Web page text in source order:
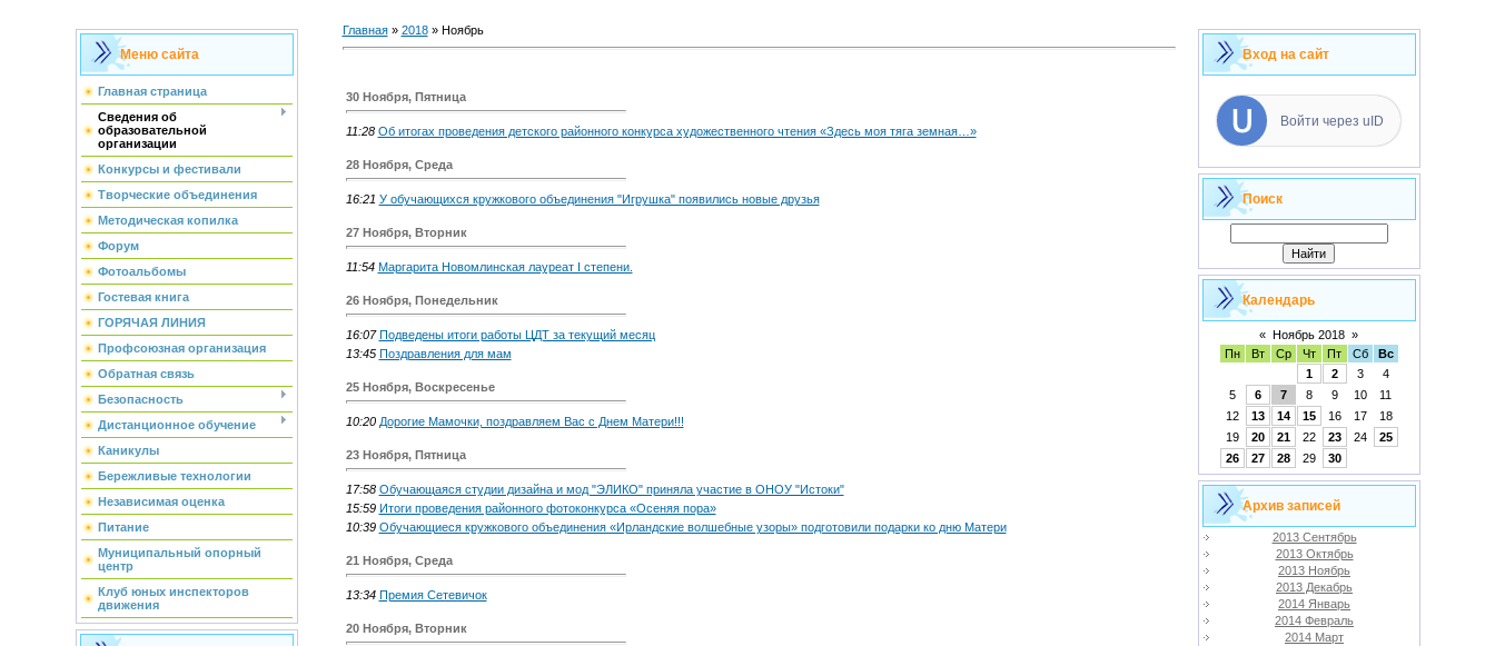
Меню сайта
Главная страница
Сведения об
образовательной
организации
Конкурсы и фестивали
Творческие объединения
Методическая копилка
Форум
Фотоальбомы
Гостевая книга
ГОРЯЧАЯ ЛИНИЯ
Профсоюзная организация
Обратная связь
Безопасность
Дистанционное обучение
Каникулы
Бережливые технологии
Независимая оценка
Питание
Муниципальный опорный
центр
Клуб юных инспекторов
движения
Главная» 2018 » Ноябрь
30 Ноября, Пятница
11:28 Об итогах проведения детского районного конкурса художественного чтения «Здесь моя тяга земная…»
28 Ноября, Среда
16:21 У обучающихся кружкового объединения "Игрушка" появились новые друзья
27 Ноября, Вторник
11:54 Маргарита Новомлинская лауреат I степени.
26 Ноября, Понедельник
16:07 Подведены итоги работы ЦДТ за текущий месяц
13:45 Поздравления для мам
25 Ноября, Воскресенье
10:20 Дорогие Мамочки, поздравляем Вас с Днем Матери!!!
23 Ноября, Пятница
17:58 Обучающаяся студии дизайна и мод "ЭЛИКО" приняла участие в ОНОУ "Истоки"
15:59 Итоги проведения районного фотоконкурса «Осеняя пора»
10:39 Обучающиеся кружкового объединения «Ирландские волшебные узоры» подготовили подарки ко дню Матери
21 Ноября, Среда
13:34 Премия Сетевичок
20 Ноября, Вторник
Вход на сайт
Войти через uID
Поиск
Календарь
« Ноябрь 2018 »
Пн
Вт Ср Чт Пт Сб
Вс
1
2 3
4
5
6 7 8 9 10
11
12
13 14 15 16 17
18
19
20 21 22 23 24
25
26
27 28 29 30
Архив записей
2013 Сентябрь
2013 Октябрь
2013 Ноябрь
2013 Декабрь
2014 Январь
2014 Февраль
2014 Март